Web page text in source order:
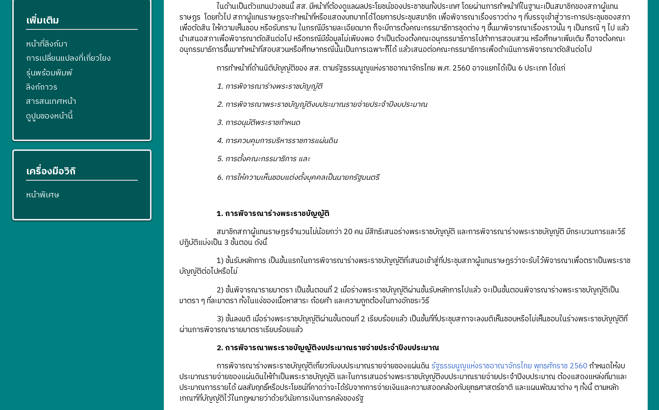
ในด้านเป็นตัวแทนปวงชนนี้ สส. มีหน้าที่ต้องดูแลผลประโยชน์ของประชาชนทั้งประเทศ โดยผ่านการทำหน้าที่ในฐานะเป็นสมาชิกของสภาผู้แทน
ราษฎร โดยทั่วไป สภาผู้แทนราษฎรจะทำหน้าที่หรือแสดงบทบาทได้โดยการประชุมสมาชิก เพื่อพิจารณาเรื่องราวต่าง ๆ ที่บรรจุเข้าสู่วาระการประชุมของสภา
เพื่อตัดสิน ให้ความเห็นชอบ หรือรับทราบ ในกรณีมีรายละเอียดมาก ก็จะมีการตั้งคณะกรรมาธิการชุดต่าง ๆ ขึ้นมาพิจารณาเรื่องราวนั้น ๆ เป็นกรณี ๆ ไป แล้ว
นำเสนอสภาเพื่อพิจารณาตัดสินต่อไป หรือกรณีมีข้อมูลไม่เพียงพอ จำเป็นต้องตั้งคณะอนุกรรมาธิการไปทำการสอบสวน หรือศึกษาเพิ่มเติม ก็อาจตั้งคณะ
อนุกรรมาธิการขึ้นมาทำหน้าที่สอบสวนหรือศึกษากรณีนั้นเป็นการเฉพาะก็ได้ แล้วเสนอต่อคณะกรรมาธิการเพื่อดำเนินการพิจารณาตัดสินต่อไป
การทำหน้าที่ด้านนิติบัญญัติของ สส. ตามรัฐธรรมนูญแห่งราชอาณาจักรไทย พ.ศ. 2560 อาจแยกได้เป็น 6 ประเภท ได้แก่
1. การพิจารณาร่างพระราชบัญญัติ
2. การพิจารณาพระราชบัญญัติงบประมาณรายจ่ายประจำปีงบประมาณ
3. การอนุมัติพระราชกำหนด
4. การควบคุมการบริหารราชการแผ่นดิน
5. การตั้งคณะกรรมาธิการ และ
6. การให้ความเห็นชอบแต่งตั้งบุคคลเป็นนายกรัฐมนตรี
1. การพิจารณาร่างพระราชบัญญัติ
สมาชิกสภาผู้แทนราษฎรจำนวนไม่น้อยกว่า 20 คน มีสิทธิเสนอร่างพระราชบัญญัติ และการพิจารณาร่างพระราชบัญญัติ มีกระบวนการและวิธี
ปฏิบัติแบ่งเป็น 3 ขั้นตอน ดังนี้
1) ขั้นรับหลักการ เป็นขั้นแรกในการพิจารณาร่างพระราชบัญญัติที่เสนอเข้าสู่ที่ประชุมสภาผู้แทนราษฎรว่าจะรับไว้พิจารณาเพื่อตราเป็นพระราช
บัญญัติต่อไปหรือไม่
2) ขั้นพิจารณารายมาตรา เป็นขั้นตอนที่ 2 เมื่อร่างพระราชบัญญัติผ่านขั้นรับหลักการไปแล้ว จะเป็นขั้นตอนพิจารณาร่างพระราชบัญญัติเป็น
มาตรา ๆ ที่ละมาตรา ทั้งในแง่ของเนื้อหาสาระ ถ้อยคำ และความถูกต้องในทางอักขระวิธี
3) ขั้นลงมติ เมื่อร่างพระราชบัญญัติผ่านขั้นตอนที่ 2 เรียบร้อยแล้ว เป็นขั้นที่ที่ประชุมสภาจะลงมติเห็นชอบหรือไม่เห็นชอบในร่างพระราชบัญญัติที่
ผ่านการพิจารณารายมาตราเรียบร้อยแล้ว
2. การพิจารณาพระราชบัญญัติงบประมาณรายจ่ายประจำปีงบประมาณ
การพิจารณาร่างพระราชบัญญัติเกี่ยวกับงบประมาณรายจ่ายของแผ่นดินรัฐธรรมนูญแห่งราชอาณาจักรไทย พุทธศักราช 2560 กำหนดให้งบ
ประมาณรายจ่ายของแผ่นดินให้ทำเป็นพระราชบัญญัติ และในการเสนอร่างพระราชบัญญัติงบประมาณรายจ่ายประจำปีงบประมาณ ต้องแสดงแหล่งที่มาและ
ประมาณการรายได้ ผลสัมฤทธิ์หรือประโยชน์ที่คาดว่าจะได้รับจากการจ่ายเงินและความสอดคล้องกับยุทธศาสตร์ชาติ และแผนพัฒนาต่าง ๆ ทั้งนี้ ตามหลัก
เกณฑ์ที่บัญญัติไว้ในกฎหมายว่าด้วยวินัยการเงินการคลังของรัฐ
เพิ่มเติม
หน้าที่ลิงก์มา
การเปลี่ยนแปลงที่เกี่ยวโยง
รุ่นพร้อมพิมพ์
ลิงก์ถาวร
สารสนเทศหน้า
ดูปูมของหน้านี้
เครื่องมือวิกิ
หน้าพิเศษ